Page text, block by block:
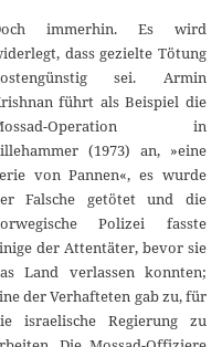
immerhin. Es wird
dass gezielte Tötung
sei. Armin
führt als Beispiel die
Operation in
(1973) an, »eine
von Pannen«, es wurde
Falsche getötet und die
Polizei fasste
der Attentäter, bevor sie
Land verlassen konnten;
der Verhafteten gab zu, für
israelische Regierung zu